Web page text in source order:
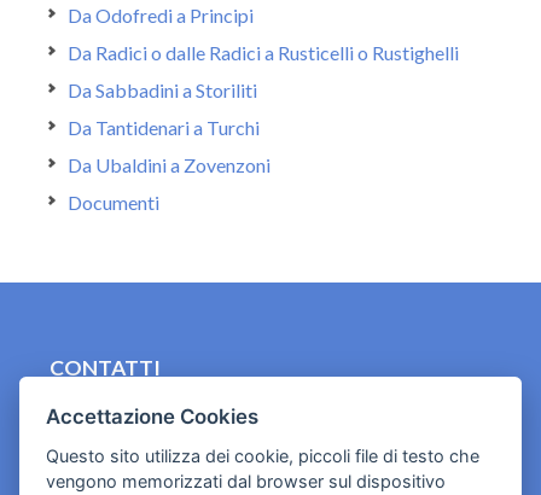
Da Odofredi a Principi
Da Radici o dalle Radici a Rusticelli o Rustighelli
Da Sabbadini a Storiliti
Da Tantidenari a Turchi
Da Ubaldini a Zovenzoni
Documenti
CONTATTI
contact.originebologna@gmail.com
Cookies e informativa privacy
Accettazione Cookies
Questo sito utilizza dei cookie, piccoli file di testo che
vengono memorizzati dal browser sul dispositivo